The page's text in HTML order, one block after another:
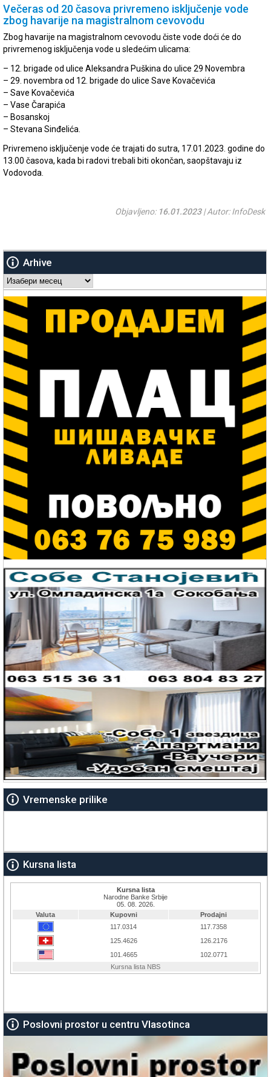
Večeras od 20 časova privremeno isključenje vode
zbog havarije na magistralnom cevovodu
Zbog havarije na magistralnom cevovodu čiste vode doći će do
privremenog isključenja vode u sledećim ulicama:
– 12. brigade od ulice Aleksandra Puškina do ulice 29 Novembra
– 29. novembra od 12. brigade do ulice Save Kovačevića
– Save Kovačevića
– Vase Čarapića
– Bosanskoj
– Stevana Sinđelića.
Privremeno isključenje vode će trajati do sutra, 17.01.2023. godine do
13.00 časova, kada bi radovi trebali biti okončan, saopštavaju iz
Vodovoda.
Objavljeno: 16.01.2023| Autor: InfoDesk
Arhive
Arhive
Vremenske prilike
Kursna lista
Poslovni prostor u centru Vlasotinca